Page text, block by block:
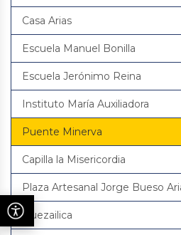
Casa Arias
Escuela Manuel Bonilla
Escuela Jerónimo Reina
Instituto María Auxiliadora
Puente Minerva
Capilla la Misericordia
Plaza Artesanal Jorge Bueso
Quezailica